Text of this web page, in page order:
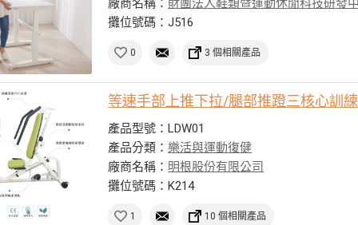
廠商名稱： 財團法人鞋類暨運動休閒科技研發
攤位號碼：J516
0 3 個相關產品
等速手部上推下拉/腿部推蹬三核心訓練
產品型號：LDW01
產品分類：樂活與運動復健
廠商名稱： 明根股份有限公司
攤位號碼：K214
1 10 個相關產品